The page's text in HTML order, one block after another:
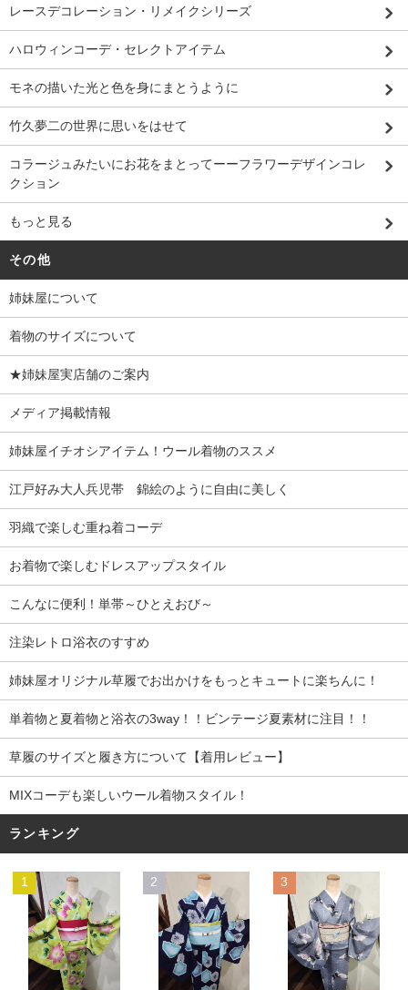
レースデコレーション・リメイクシリーズ
ハロウィンコーデ・セレクトアイテム
モネの描いた光と色を身にまとうように
竹久夢二の世界に思いをはせて
コラージュみたいにお花をまとってーーフラワーデザインコレ
クション
もっと見る
その他
姉妹屋について
着物のサイズについて
★姉妹屋実店舗のご案内
メディア掲載情報
姉妹屋イチオシアイテム！ウール着物のススメ
江戸好み大人兵児帯 錦絵のように自由に美しく
羽織で楽しむ重ね着コーデ
お着物で楽しむドレスアップスタイル
こんなに便利！単帯～ひとえおび～
注染レトロ浴衣のすすめ
姉妹屋オリジナル草履でお出かけをもっとキュートに楽ちんに！
単着物と夏着物と浴衣の3way！！ビンテージ夏素材に注目！！
草履のサイズと履き方について【着用レビュー】
MIXコーデも楽しいウール着物スタイル！
ランキング
1 2 3